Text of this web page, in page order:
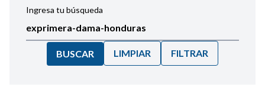
Ingresa tu búsqueda
BUSCAR LIMPIAR FILTRAR